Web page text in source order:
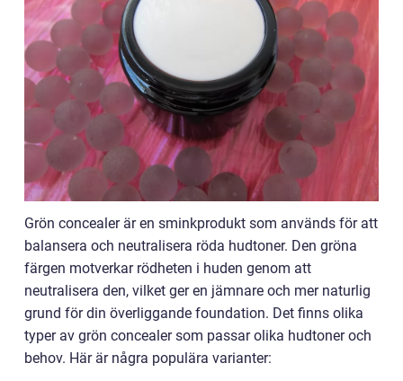
Grön concealer är en sminkprodukt som används för att
balansera och neutralisera röda hudtoner. Den gröna
färgen motverkar rödheten i huden genom att
neutralisera den, vilket ger en jämnare och mer naturlig
grund för din överliggande foundation. Det finns olika
typer av grön concealer som passar olika hudtoner och
behov. Här är några populära varianter: